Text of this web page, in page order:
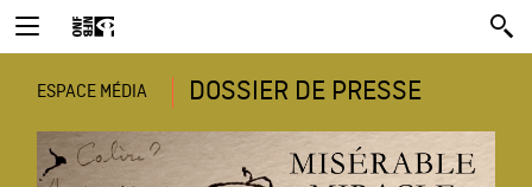
ESPACE MÉDIA DOSSIER DE PRESSE